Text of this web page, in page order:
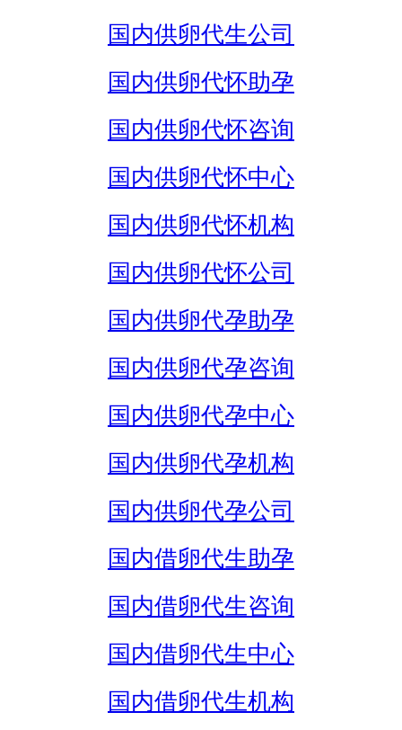
国内供卵代生公司
国内供卵代怀助孕
国内供卵代怀咨询
国内供卵代怀中心
国内供卵代怀机构
国内供卵代怀公司
国内供卵代孕助孕
国内供卵代孕咨询
国内供卵代孕中心
国内供卵代孕机构
国内供卵代孕公司
国内借卵代生助孕
国内借卵代生咨询
国内借卵代生中心
国内借卵代生机构